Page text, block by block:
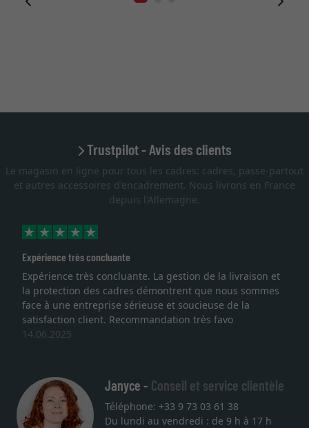
Trustpilot - Avis des clients
Le magasin en ligne pour tous les cadres: cadres, passe-partout
et autres accessoires d'encadrement. Nous livrons en France
depuis l'Allemagne.
de la livraison et
nous sommes
de la
favo
Excellent
Je recherchais un cadre sur mesure
lithographie, je suis tombée sur ce
qualité sont au rendez vous.
service et livraison dans les temps.
Janyce - Conseil et service clientèle
Téléphone: +33 9 73 03 61 38